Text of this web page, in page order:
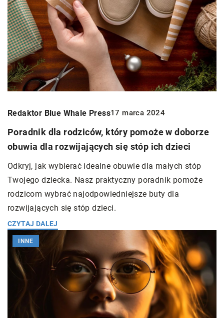
Redaktor Blue Whale Press17 marca 2024
Poradnik dla rodziców, który pomoże w doborze
obuwia dla rozwijających się stóp ich dzieci
Odkryj, jak wybierać idealne obuwie dla małych stóp
Twojego dziecka. Nasz praktyczny poradnik pomoże
rodzicom wybrać najodpowiedniejsze buty dla
rozwijających się stóp dzieci.
CZYTAJ DALEJ
INNE